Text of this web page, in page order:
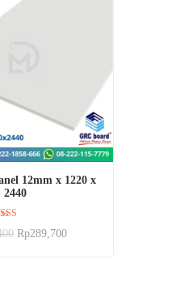
SEKARANG
12mm x 1220 x
2440
Dinilai
5.00Rp289,700